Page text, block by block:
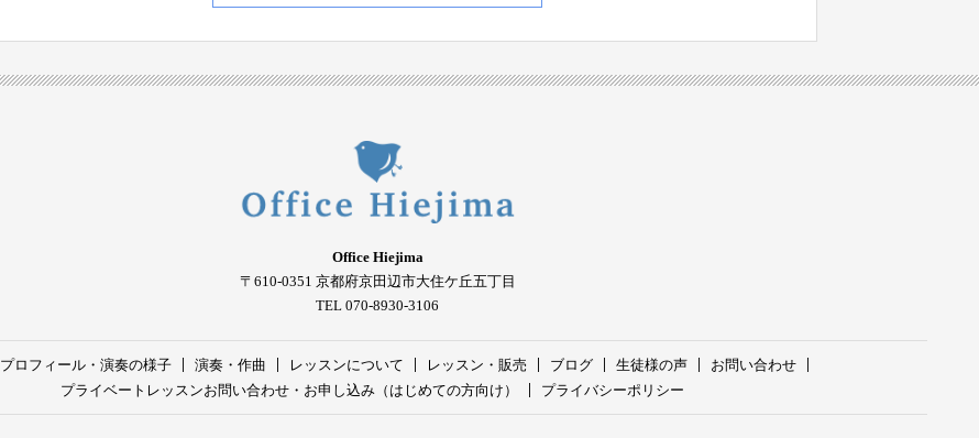
Office Hiejima
〒610-0351 京都府京田辺市大住ケ丘五丁目
TEL 070-8930-3106
プロフィール・演奏の様子 演奏・作曲 レッスンについて レッスン・販売 ブログ 生徒様の声
お問い合わせ
プライベートレッスンお問い合わせ・お申し込み（はじめての方向け）
プライバシーポリシー